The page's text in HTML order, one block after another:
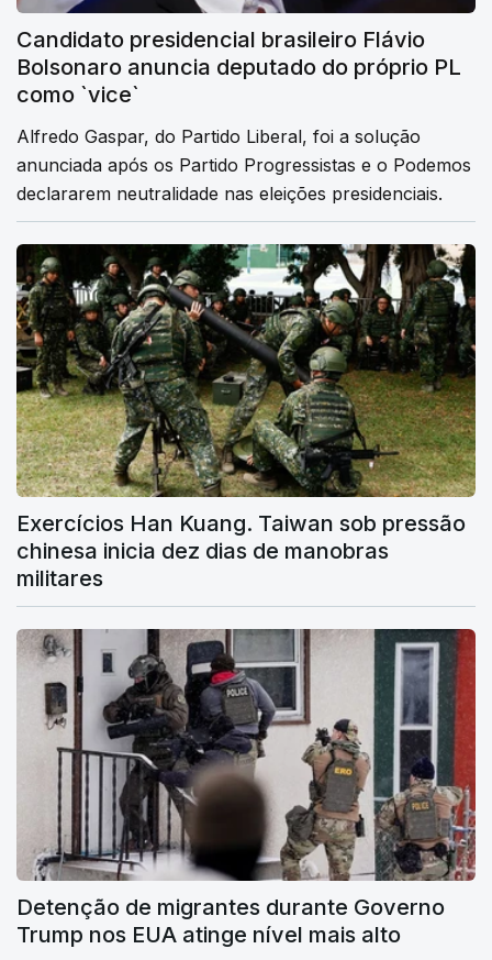
Candidato presidencial brasileiro Flávio
Bolsonaro anuncia deputado do próprio PL
como `vice`
Alfredo Gaspar, do Partido Liberal, foi a solução
anunciada após os Partido Progressistas e o Podemos
declararem neutralidade nas eleições presidenciais.
Exercícios Han Kuang. Taiwan sob pressão
chinesa inicia dez dias de manobras
militares
Detenção de migrantes durante Governo
Trump nos EUA atinge nível mais alto